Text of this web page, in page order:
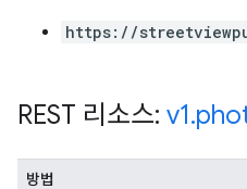
https://
REST 리소스: v1.
방법